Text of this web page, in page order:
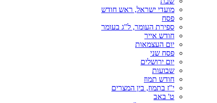
מועדי ישראל, ראש חודש
פסח
ספירת העומר, ל"ג בעומר
חודש אייר
יום העצמאות
פסח שני
יום ירושלים
שבועות
חודש תמוז
י"ז בתמוז, בין המצרים
ט' באב